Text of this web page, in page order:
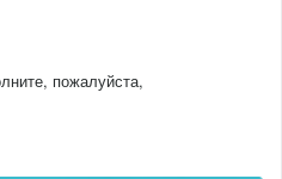
пожалуйста,